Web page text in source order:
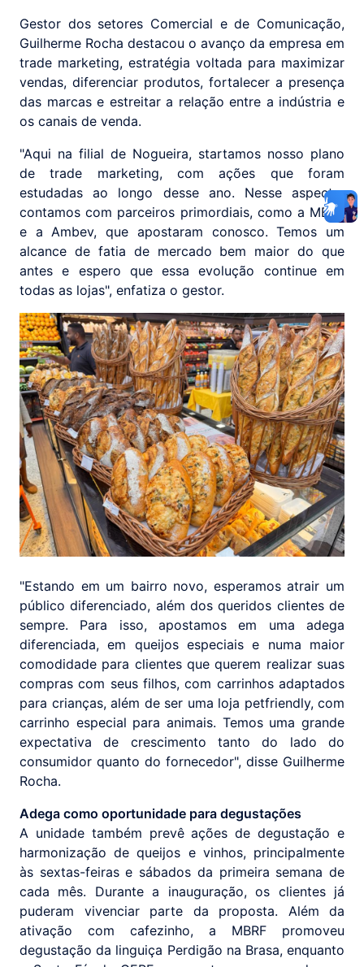
Gestor dos setores Comercial e de Comunicação,
Guilherme Rocha destacou o avanço da empresa em
trade marketing, estratégia voltada para maximizar
vendas, diferenciar produtos, fortalecer a presença
das marcas e estreitar a relação entre a indústria e
os canais de venda.
"Aqui na filial de Nogueira, startamos nosso plano
de trade marketing, com ações que foram
estudadas ao longo desse ano. Nesse aspecto,
contamos com parceiros primordiais, como a MBRF
e a Ambev, que apostaram conosco. Temos um
alcance de fatia de mercado bem maior do que
antes e espero que essa evolução continue em
todas as lojas", enfatiza o gestor.
"Estando em um bairro novo, esperamos atrair um
público diferenciado, além dos queridos clientes de
sempre. Para isso, apostamos em uma adega
diferenciada, em queijos especiais e numa maior
comodidade para clientes que querem realizar suas
compras com seus filhos, com carrinhos adaptados
para crianças, além de ser uma loja petfriendly, com
carrinho especial para animais. Temos uma grande
expectativa de crescimento tanto do lado do
consumidor quanto do fornecedor", disse Guilherme
Rocha.
Adega como oportunidade para degustações
A unidade também prevê ações de degustação e
harmonização de queijos e vinhos, principalmente
às sextas-feiras e sábados da primeira semana de
cada mês. Durante a inauguração, os clientes já
puderam vivenciar parte da proposta. Além da
ativação com cafezinho, a MBRF promoveu
degustação da linguiça Perdigão na Brasa, enquanto